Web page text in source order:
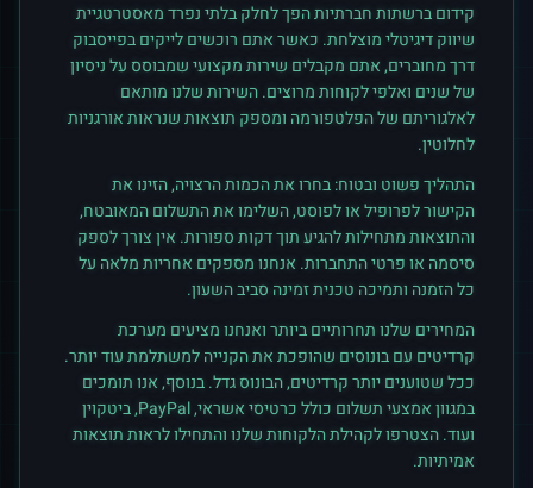
קידום ברשתות חברתיות הפך לחלק בלתי נפרד מאסטרטגיית
שיווק דיגיטלי מוצלחת. כאשר אתם רוכשיםלייקיםבפייסבוק
דרך מחוברים, אתם מקבלים שירות מקצועי שמבוסס על ניסיון
של שנים ואלפי לקוחות מרוצים. השירות שלנו מותאם
לאלגוריתם של הפלטפורמה ומספק תוצאות שנראות אורגניות
לחלוטין.
התהליך פשוט ובטוח: בחרו את הכמות הרצויה, הזינו את
הקישור לפרופיל או לפוסט, השלימו את התשלום המאובטח,
והתוצאות מתחילות להגיע תוך דקות ספורות. אין צורך לספק
סיסמה או פרטי התחברות. אנחנו מספקים אחריות מלאה על
כל הזמנה ותמיכה טכנית זמינה סביב השעון.
המחירים שלנו תחרותיים ביותר ואנחנו מציעים מערכת
קרדיטים עם בונוסים שהופכת את הקנייה למשתלמת עוד יותר.
ככל שטוענים יותר קרדיטים, הבונוס גדל. בנוסף, אנו תומכים
במגוון אמצעי תשלום כולל כרטיסי אשראי, PayPal, ביטקוין
ועוד. הצטרפו לקהילת הלקוחות שלנו והתחילו לראות תוצאות
אמיתיות.